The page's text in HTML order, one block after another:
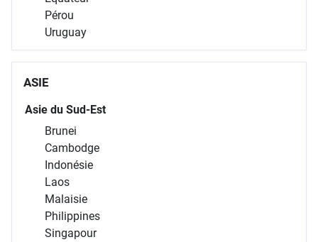
Pérou
Uruguay
ASIE
Asie du Sud-Est
Brunei
Cambodge
Indonésie
Laos
Malaisie
Philippines
Singapour